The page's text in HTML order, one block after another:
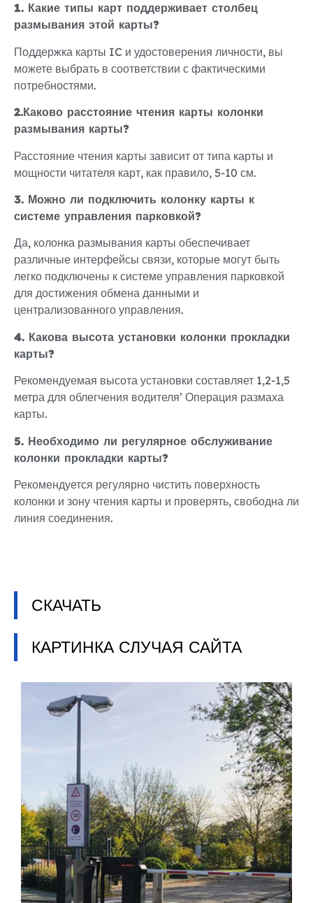
1. Какие типы карт поддерживает столбец
размывания этой карты?
Поддержка карты IC и удостоверения личности, вы
можете выбрать в соответствии с фактическими
потребностями.
2.Каково расстояние чтения карты колонки
размывания карты?
Расстояние чтения карты зависит от типа карты и
мощности читателя карт, как правило, 5-10 см.
3. Можно ли подключить колонку карты к
системе управления парковкой?
Да, колонка размывания карты обеспечивает
различные интерфейсы связи, которые могут быть
легко подключены к системе управления парковкой
для достижения обмена данными и
централизованного управления.
4. Какова высота установки колонки прокладки
карты?
Рекомендуемая высота установки составляет 1,2-1,5
метра для облегчения водителя’ Операция размаха
карты.
5. Необходимо ли регулярное обслуживание
колонки прокладки карты?
Рекомендуется регулярно чистить поверхность
колонки и зону чтения карты и проверять, свободна ли
линия соединения.
СКАЧАТЬ
КАРТИНКА СЛУЧАЯ САЙТА